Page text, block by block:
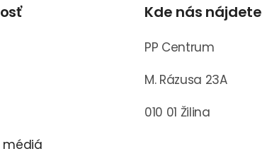
médiá
Kde nás nájdete
PP Centrum
M. Rázusa 23A
010 01 Žilina